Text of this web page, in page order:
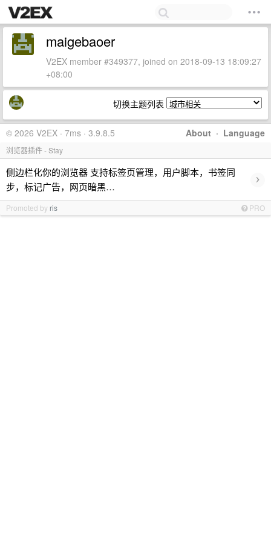
maigebaoer
V2EX member #349377, joined on 2018-09-13 18:09:27
+08:00
切换主题列表
About · Language
© 2026 V2EX · 7ms · 3.9.8.5
浏览器插件 - Stay
侧边栏化你的浏览器 支持标签页管理，用户脚本，书签同
步，标记广告，网页暗黑…
›
Promoted by ris PRO